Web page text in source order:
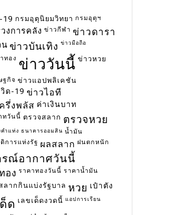
19 กรมอุตุนิยมวิทยา กรมอุตุฯ
งการคลัง ข่าวกีฬา ข่าวดารา
น ข่าวบันเทิง ข่าวมือถือ
ทอง ข่าววันนี้ ข่าวหวย
ฐกิจ ข่าวแอปพลิเคชัน
ด-19 ข่าวไอที
รึ่งพลัส ค่าเงินบาท
ทวันนี้ ตรวจสลาก ตรวจหวย
ำแท่ง ธนาคารออมสิน น้ำมัน
การแห่งรัฐ ผลสลาก ฝนตกหนัก
รณ์อากาศวันนี้
อง ราคาทองวันนี้ ราคาน้ำมัน
ลากกินแบ่งรัฐบาล หวย เป๋าตัง
ด เลขเด็ดงวดนี้ แอปการเรียน